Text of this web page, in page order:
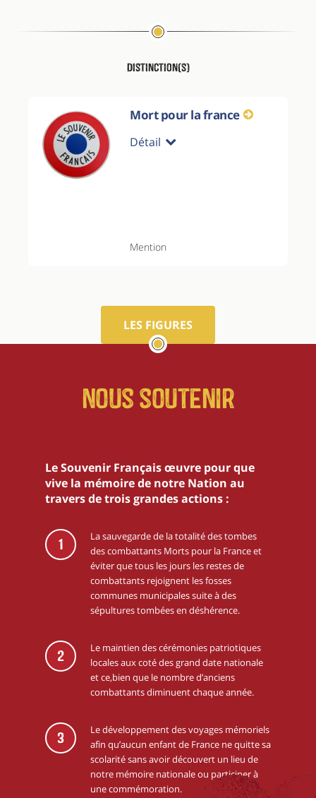
Distinction(s)
Mort pour la france
Détail
Mention
LES FIGURES
Nous soutenir
Le Souvenir Français œuvre pour que
vive la mémoire de notre Nation au
travers de trois grandes actions :
1
La sauvegarde de la totalité des tombes
des combattants Morts pour la France et
éviter que tous les jours les restes de
combattants rejoignent les fosses
communes municipales suite à des
sépultures tombées en déshérence.
2
Le maintien des cérémonies patriotiques
locales aux coté des grand date nationale
et ce,bien que le nombre d’anciens
combattants diminuent chaque année.
3
Le développement des voyages mémoriels
afin qu’aucun enfant de France ne quitte sa
scolarité sans avoir découvert un lieu de
notre mémoire nationale ou participer à
une commémoration.